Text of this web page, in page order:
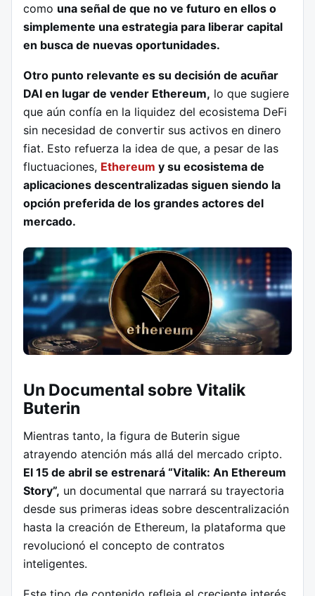
como una señal de que no ve futuro en ellos o
simplemente una estrategia para liberar capital
en busca de nuevas oportunidades.
Otro punto relevante es su decisión de acuñar
DAI en lugar de vender Ethereum, lo que sugiere
que aún confía en la liquidez del ecosistema DeFi
sin necesidad de convertir sus activos en dinero
fiat. Esto refuerza la idea de que, a pesar de las
fluctuaciones, Ethereum y su ecosistema de
aplicaciones descentralizadas siguen siendo la
opción preferida de los grandes actores del
mercado.
Un Documental sobre Vitalik
Buterin
Mientras tanto, la figura de Buterin sigue
atrayendo atención más allá del mercado cripto.
El 15 de abril se estrenará “Vitalik: An Ethereum
Story”, un documental que narrará su trayectoria
desde sus primeras ideas sobre descentralización
hasta la creación de Ethereum, la plataforma que
revolucionó el concepto de contratos
inteligentes.